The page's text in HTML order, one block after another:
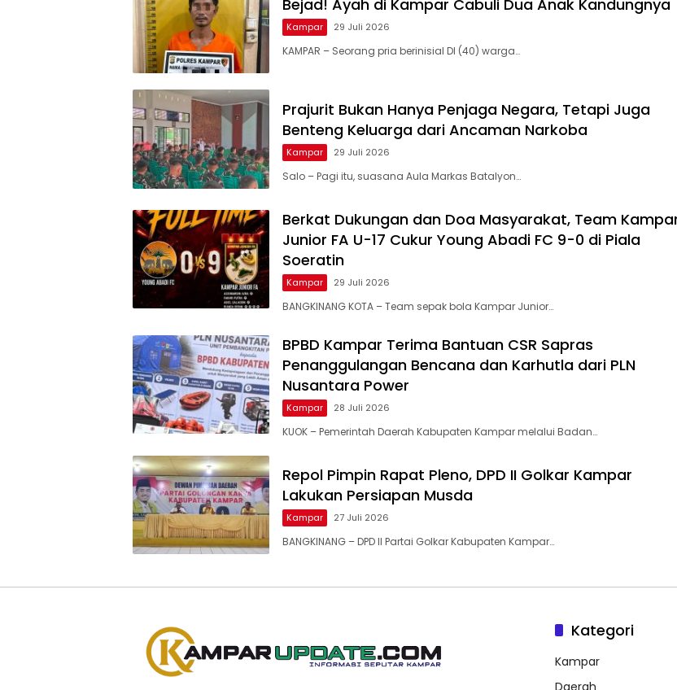
Bejad! Ayah di Kampar Cabuli Dua Anak Kandungnya
Kampar 29 Juli 2026
KAMPAR – Seorang pria berinisial DI (40) warga…
Prajurit Bukan Hanya Penjaga Negara, Tetapi Juga
Benteng Keluarga dari Ancaman Narkoba
Kampar 29 Juli 2026
Salo – Pagi itu, suasana Aula Markas Batalyon…
Berkat Dukungan dan Doa Masyarakat, Team
Junior FA U-17 Cukur Young Abadi FC 9-0 di Piala
Soeratin
Kampar 29 Juli 2026
BANGKINANG KOTA – Team sepak bola Kampar Junior…
BPBD Kampar Terima Bantuan CSR Sapras
Penanggulangan Bencana dan Karhutla dari PLN
Nusantara Power
Kampar 28 Juli 2026
KUOK – Pemerintah Daerah Kabupaten Kampar melalui Badan…
Repol Pimpin Rapat Pleno, DPD II Golkar Kampar
Lakukan Persiapan Musda
Kampar 27 Juli 2026
BANGKINANG – DPD II Partai Golkar Kabupaten Kampar…
Kategori
Kampar